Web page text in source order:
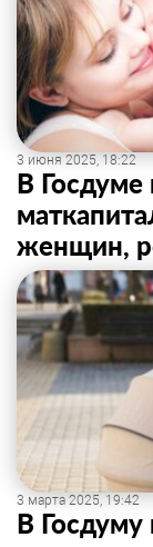
3 июня 2025, 18:22
В
женщин,
3 марта 2025, 19:42
В Госдуму